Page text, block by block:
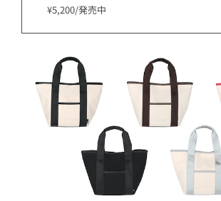
¥5,200/発売中